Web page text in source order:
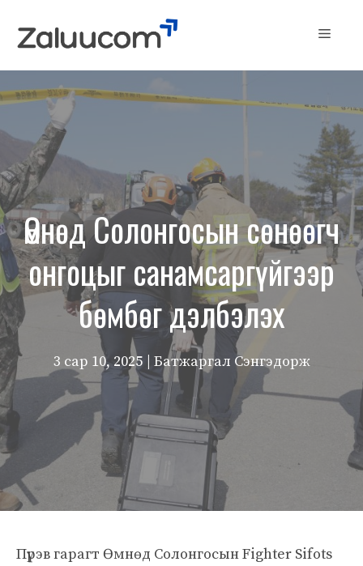
Menu
Өмнөд Солонгосын сөнөөгч
онгоцыг санамсаргүйгээр
бөмбөг дэлбэлэх
3 сар 10, 2025 | Батжаргал Сэнгэдорж
Пүрэв гарагт Өмнөд Солонгосын Fighter Sifots